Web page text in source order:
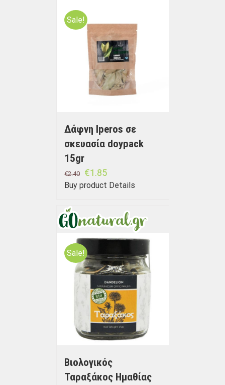
Sale!
Δάφνη Iperos σε
σκευασία doypack
15gr
€2.40 €1.85
Buy product Details
Sale!
Βιολογικός
Ταραξάκος Ημαθίας